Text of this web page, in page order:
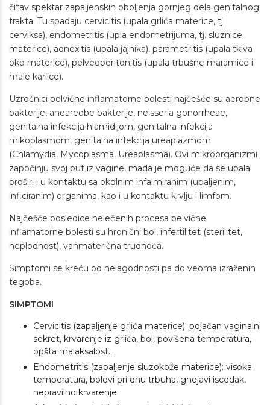
čitav spektar zapaljenskih oboljenja gornjeg dela genitalnog
trakta. Tu spadaju cervicitis (upala grlića materice, tj
cerviksa), endometritis (upla endometrijuma, tj. sluznice
materice), adnexitis (upala jajnika), parametritis (upala tkiva
oko materice), pelveoperitonitis (upala trbušne maramice i
male karlice).
Uzročnici pelvične inflamatorne bolesti najčešće su aerobne
bakterije, aneareobe bakterije, neisseria gonorrheae,
genitalna infekcija hlamidijom, genitalna infekcija
mikoplasmom, genitalna infekcija ureaplazmom
(Chlamydia, Mycoplasma, Ureaplasma). Ovi mikroorganizmi
započinju svoj put iz vagine, mada je moguće da se upala
proširi i u kontaktu sa okolnim infalmiranim (upaljenim,
inficiranim) organima, kao i u kontaktu krvlju i limfom.
Najčešće posledice nelečenih procesa pelvične
inflamatorne bolesti su hronični bol, infertilitet (sterilitet,
neplodnost), vanmaterična trudnoća.
Simptomi se kreću od nelagodnosti pa do veoma izraženih
tegoba.
SIMPTOMI
Cervicitis (zapaljenje grlića materice): pojačan vaginalni
sekret, krvarenje iz grlića, bol, povišena temperatura,
opšta malaksalost...
Endometritis (zapaljenje sluzokože materice): visoka
temperatura, bolovi pri dnu trbuha, gnojavi iscedak,
nepravilno krvarenje